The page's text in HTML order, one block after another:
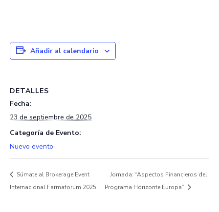
Añadir al calendario
DETALLES
Fecha:
23 de septiembre de 2025
Categoría de Evento:
Nuevo evento
Súmate al Brokerage Event
Internacional Farmaforum 2025
Jornada: “Aspectos Financieros del
Programa Horizonte Europa”